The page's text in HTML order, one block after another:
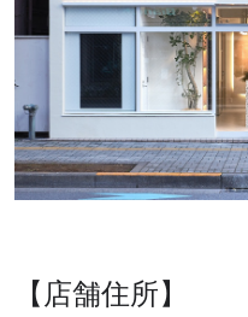
【店舗住所】